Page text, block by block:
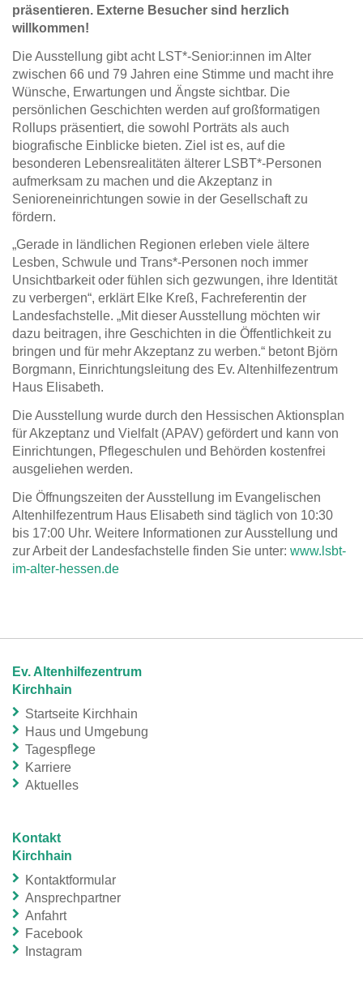
präsentieren. Externe Besucher sind herzlich
willkommen!
Die Ausstellung gibt acht LST*-Senior:innen im Alter
zwischen 66 und 79 Jahren eine Stimme und macht ihre
Wünsche, Erwartungen und Ängste sichtbar. Die
persönlichen Geschichten werden auf großformatigen
Rollups präsentiert, die sowohl Porträts als auch
biografische Einblicke bieten. Ziel ist es, auf die
besonderen Lebensrealitäten älterer LSBT*-Personen
aufmerksam zu machen und die Akzeptanz in
Senioreneinrichtungen sowie in der Gesellschaft zu
fördern.
„Gerade in ländlichen Regionen erleben viele ältere
Lesben, Schwule und Trans*-Personen noch immer
Unsichtbarkeit oder fühlen sich gezwungen, ihre Identität
zu verbergen“, erklärt Elke Kreß, Fachreferentin der
Landesfachstelle. „Mit dieser Ausstellung möchten wir
dazu beitragen, ihre Geschichten in die Öffentlichkeit zu
bringen und für mehr Akzeptanz zu werben.“ betont Björn
Borgmann, Einrichtungsleitung des Ev. Altenhilfezentrum
Haus Elisabeth.
Die Ausstellung wurde durch den Hessischen Aktionsplan
für Akzeptanz und Vielfalt (APAV) gefördert und kann von
Einrichtungen, Pflegeschulen und Behörden kostenfrei
ausgeliehen werden.
Die Öffnungszeiten der Ausstellung im Evangelischen
Altenhilfezentrum Haus Elisabeth sind täglich von 10:30
bis 17:00 Uhr. Weitere Informationen zur Ausstellung und
zur Arbeit der Landesfachstelle finden Sie unter: www.lsbt-
im-alter-hessen.de
Ev. Altenhilfezentrum
Kirchhain
Startseite Kirchhain
Haus und Umgebung
Tagespflege
Karriere
Aktuelles
Kontakt
Kirchhain
Kontaktformular
Ansprechpartner
Anfahrt
Facebook
Instagram